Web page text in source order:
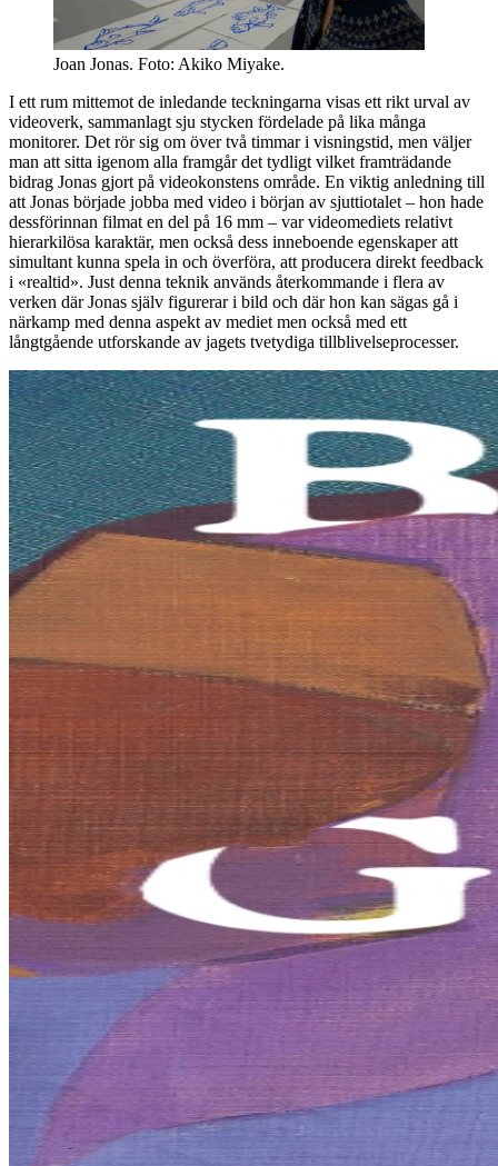
Joan Jonas. Foto: Akiko Miyake.
I ett rum mittemot de inledande teckningarna visas ett rikt urval av
videoverk, sammanlagt sju stycken fördelade på lika många
monitorer. Det rör sig om över två timmar i visningstid, men väljer
man att sitta igenom alla framgår det tydligt vilket framträdande
bidrag Jonas gjort på videokonstens område. En viktig anledning till
att Jonas började jobba med video i början av sjuttiotalet – hon hade
dessförinnan filmat en del på 16 mm – var videomediets relativt
hierarkilösa karaktär, men också dess inneboende egenskaper att
simultant kunna spela in och överföra, att producera direkt feedback
i «realtid». Just denna teknik används återkommande i flera av
verken där Jonas själv figurerar i bild och där hon kan sägas gå i
närkamp med denna aspekt av mediet men också med ett
långtgående utforskande av jagets tvetydiga tillblivelseprocesser.